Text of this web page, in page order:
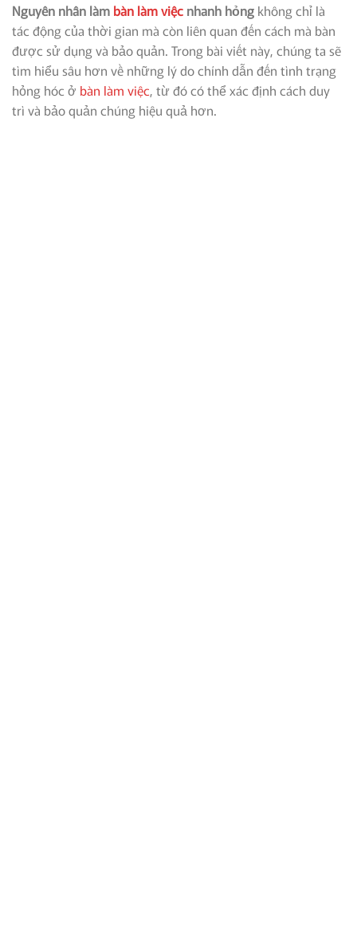
Nguyên nhân làm bàn làm việc nhanh hỏng không chỉ là
tác động của thời gian mà còn liên quan đến cách mà bàn
được sử dụng và bảo quản. Trong bài viết này, chúng ta sẽ
tìm hiểu sâu hơn về những lý do chính dẫn đến tình trạng
hỏng hóc ở bàn làm việc, từ đó có thể xác định cách duy
trì và bảo quản chúng hiệu quả hơn.